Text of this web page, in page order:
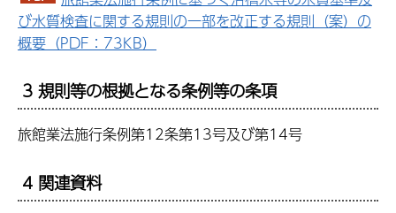
び水質検査に関する規則の一部を改正する規則（案）の
概要（PDF：73KB）
3 規則等の根拠となる条例等の条項
旅館業法施行条例第12条第13号及び第14号
4 関連資料